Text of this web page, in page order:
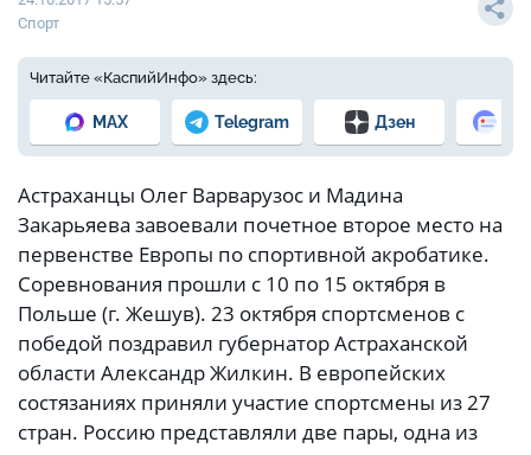
Спорт
Читайте «КаспийИнфо» здесь:
MAX Telegram Дзен
Астраханцы Олег Варварузос и Мадина
Закарьяева завоевали почетное второе место на
первенстве Европы по спортивной акробатике.
Соревнования прошли с 10 по 15 октября в
Польше (г. Жешув). 23 октября спортсменов с
победой поздравил губернатор Астраханской
области Александр Жилкин. В европейских
состязаниях приняли участие спортсмены из 27
стран. Россию представляли две пары, одна из